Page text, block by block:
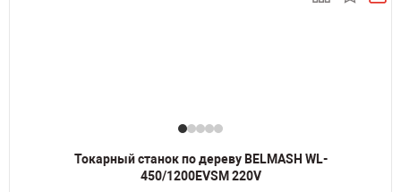
Токарный станок по дереву BELMASH WL-
450/1200EVSM 220V